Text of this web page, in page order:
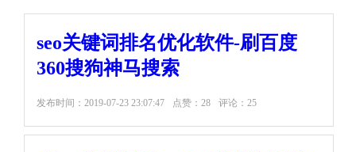
seo关键词排名优化软件-刷百度
360搜狗神马搜索
发布时间： 2019-07-23 23:07:47 点赞：28 评论：25